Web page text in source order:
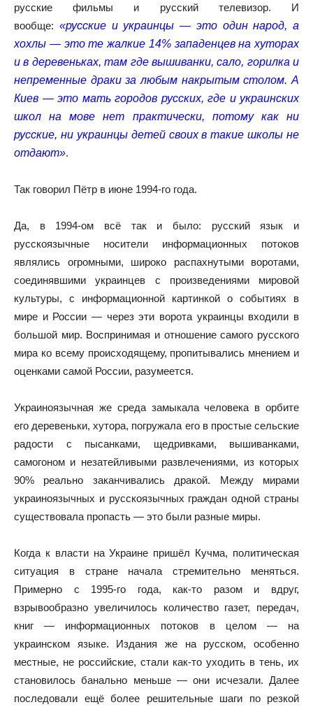
русские фильмы и русский телевизор. И
вообще: «русские и украинцы — это один народ, а
хохлы — это те жалкие 14% западенцев на хуторах
и в деревеньках, там где вышиванки, сало, горилка и
непременные драки за любым накрытым столом. А
Киев — это мать городов русских, где и украинских
школ на мове нет практически, потому как ни
русские, ни украинцы детей своих в такие школы не
отдают».
Так говорил Пётр в июне 1994-го года.
Да, в 1994-ом всё так и было: русский язык и
русскоязычные носители информационных потоков
являлись огромными, широко распахнутыми воротами,
соединявшими украинцев с произведениями мировой
культуры, с информационной картинкой о событиях в
мире и России — через эти ворота украинцы входили в
большой мир. Воспринимая и отношение самого русского
мира ко всему происходящему, пропитывались мнением и
оценками самой России, разумеется.
Украиноязычная же среда замыкала человека в орбите
его деревеньки, хутора, погружала его в простые сельские
радости с пысанками, щедривками, вышиванками,
самогоном и незатейливыми развлечениями, из которых
90% реально заканчивались дракой. Между мирами
украиноязычных и русскоязычных граждан одной страны
существовала пропасть — это были разные миры.
Когда к власти на Украине пришёл Кучма, политическая
ситуация в стране начала стремительно меняться.
Примерно с 1995-го года, как-то разом и вдруг,
взрывообразно увеличилось количество газет, передач,
книг — информационных потоков в целом — на
украинском языке. Издания же на русском, особенно
местные, не российские, стали как-то уходить в тень, их
становилось банально меньше — они исчезали. Далее
последовали ещё более решительные шаги по резкой